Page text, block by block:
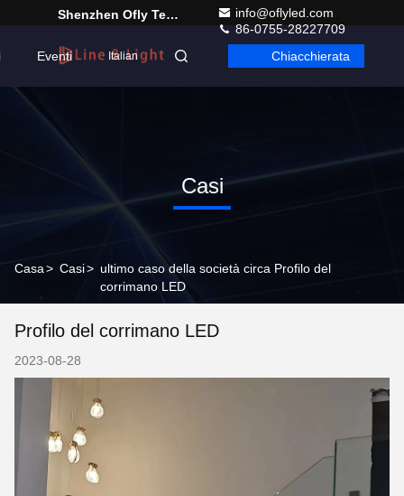
Shenzhen Ofly Technology Co.,Limited
info@oflyled.com
86-0755-28227709
Eventi Italian Chiacchierata
Casi
Casa> Casi> ultimo caso della società circa Profilo del
corrimano LED
Profilo del corrimano LED
2023-08-28